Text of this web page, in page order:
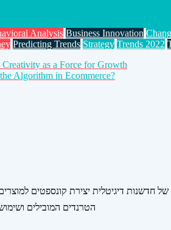
Analysis Business Innovation
Predicting Trends Strategy Trends 2022
as a Force for Growth
Algorithm in Ecommerce?
חדשנות דיגיטלית יצירת קונספטים
הטרנדים המובילים